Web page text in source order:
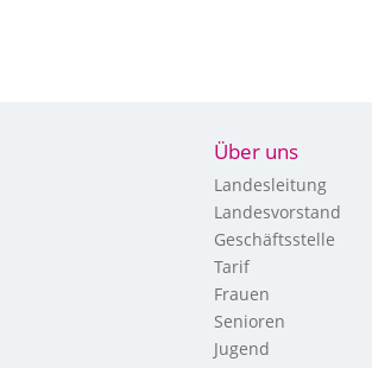
Über uns
Landesleitung
Landesvorstand
Geschäftsstelle
Tarif
Frauen
Senioren
Jugend